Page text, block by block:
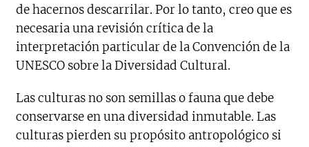
de hacernos descarrilar. Por lo tanto, creo que es
necesaria una revisión crítica de la
interpretación particular de la Convención de la
UNESCO sobre la Diversidad Cultural.
Las culturas no son semillas o fauna que debe
conservarse en una diversidad inmutable. Las
culturas pierden su propósito antropológico si